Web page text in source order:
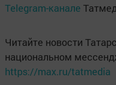
Telegram-канале
Читайте новости
национальном
https://max.ru/tatmedia